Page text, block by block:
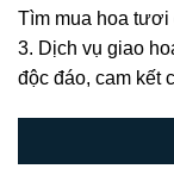
Tìm mua hoa
3. Dịch vụ giao
độc đáo, cam kết